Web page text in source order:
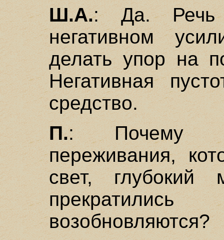
Ш.А.: Да. Речь
негативном
делать упор на
Негативная
средство.
П.: Почему те
переживания,
свет, глубокий
возобновляются?